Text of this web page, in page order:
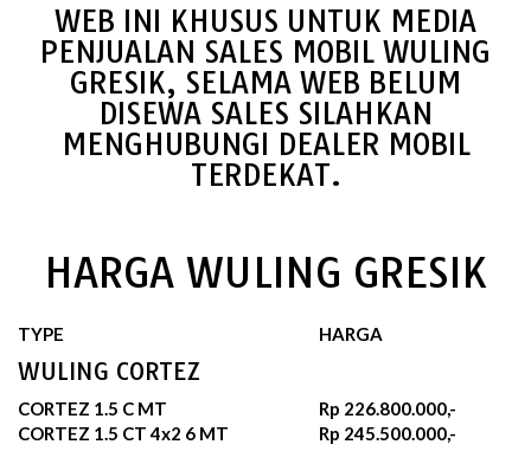
WEB INI KHUSUS UNTUK MEDIA
PENJUALAN SALES MOBIL WULING
GRESIK, SELAMA WEB BELUM
DISEWA SALES SILAHKAN
MENGHUBUNGI DEALER MOBIL
TERDEKAT.
HARGA WULING GRESIK
TYPE HARGA
WULING CORTEZ
CORTEZ 1.5 C MT
Rp 226.800.000,-
CORTEZ 1.5 CT 4x2 6 MT
Rp 245.500.000,-